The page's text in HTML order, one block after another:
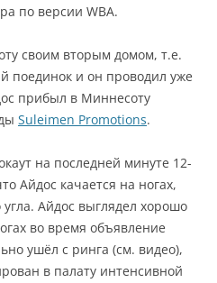
по версии WBA.
своим вторым домом, т.е.
поединок и он проводил уже
прибыл в Миннесоту
Suleimen Promotions.
на последней минуте 12-
Айдос качается на ногах,
Айдос выглядел хорошо
во время объявление
ушёл с ринга (см. видео),
в палату интенсивной